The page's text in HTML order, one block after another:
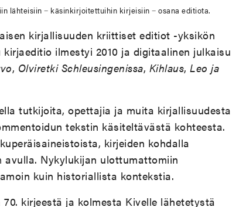
lähteisiin − käsinkirjoitettuihin kirjeisiin − osana editiota.
kirjallisuuden kriittiset editiot -yksikön
kirjaeditio ilmestyi 2010 ja digitaalinen julkaisu
, Olviretki Schleusingenissa, Kihlaus, Leo ja
tutkijoita, opettajia ja muita kirjallisuudesta
tekstin käsiteltävästä kohteesta.
kirjeiden kohdalla
Nykylukijan ulottumattomiin
kuin historiallista kontekstia.
kirjeestä ja kolmesta Kivelle lähetetystä